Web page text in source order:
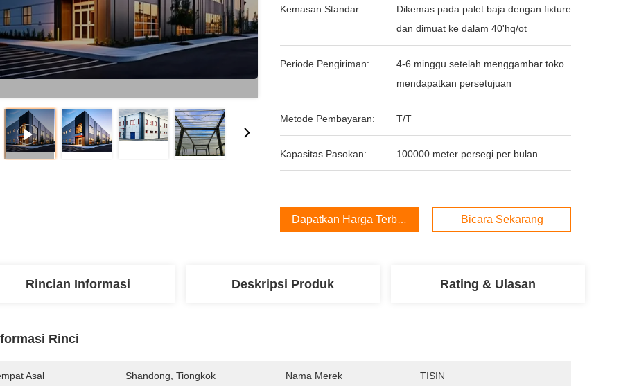
Kemasan Standar:
Dikemas pada palet baja dengan fixture
dan dimuat ke dalam 40'hq/ot
Periode Pengiriman:
4-6 minggu setelah menggambar toko
mendapatkan persetujuan
Metode Pembayaran: T/T
Kapasitas Pasokan: 100000 meter persegi per bulan
Dapatkan Harga Terbaik Bicara Sekarang
Rincian Informasi Deskripsi Produk Rating & Ulasan
Rinci
Asal Shandong, Tiongkok Nama Merek TISIN